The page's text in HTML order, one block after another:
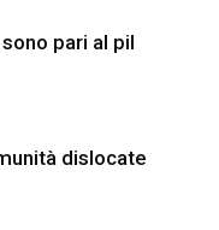
pari al pil
dislocate